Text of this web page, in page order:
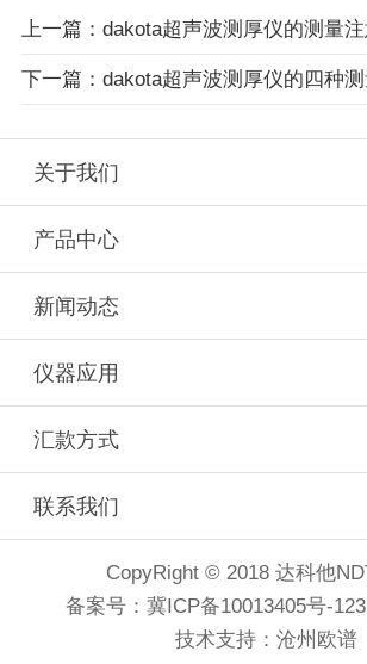
上一篇：dakota超声波测厚仪的测量
下一篇：dakota超声波测厚仪的四种
关于我们
产品中心
新闻动态
仪器应用
汇款方式
联系我们
CopyRight © 2018 达科他
备案号：冀ICP备10013405号-123
技术支持：沧州欧谱